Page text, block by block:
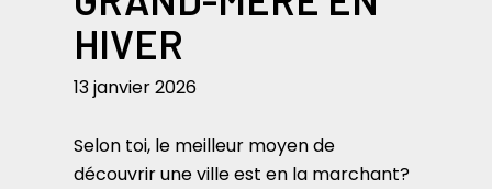
HIVER
13 janvier 2026
Selon toi, le meilleur moyen de
découvrir une ville est en la marchant?